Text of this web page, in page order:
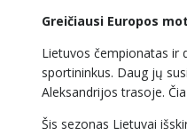
Greičiausi Europos
Lietuvos čempionatas ir
sportininkus. Daug jų
Aleksandrijos trasoje.
Šis sezonas Lietuvai